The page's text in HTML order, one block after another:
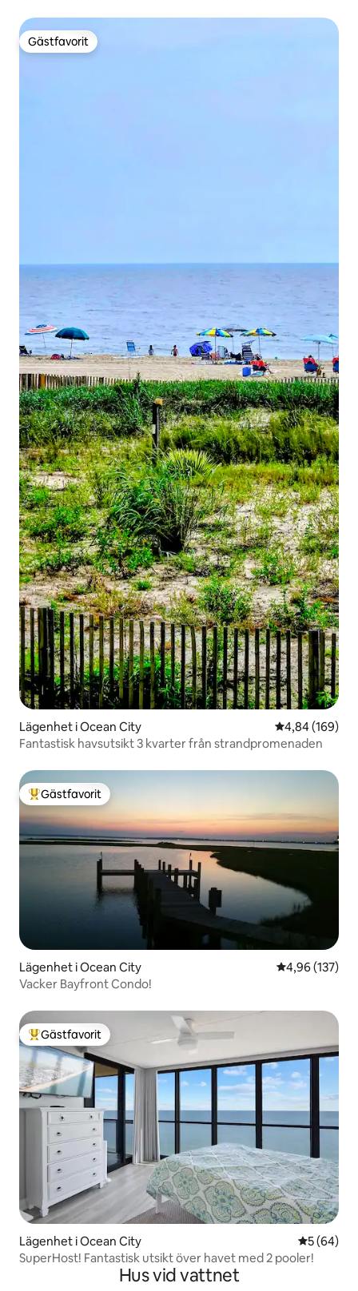
Gästfavorit
Gästfavorit
Lägenhet i Ocean City 4,84 av 5 i
4,84 (169)
Fantastisk havsutsikt 3 kvarter från strandpromenaden
Populär gästfavorit
Gästfavorit
Lägenhet i Ocean City 4,96 av 5 i
4,96 (137)
Vacker Bayfront Condo!
Populär gästfavorit
Gästfavorit
Lägenhet i Ocean City 5 av 5 i
5 (64)
SuperHost! Fantastisk utsikt över havet med 2 pooler!
Hus vid vattnet